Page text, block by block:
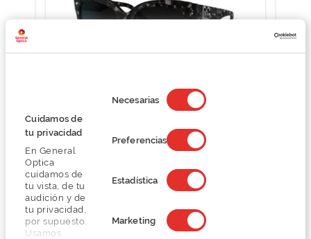
Cuidamos de
tu privacidad
En General
Optica
cuidamos de
tu vista, de tu
audición y de
tu privacidad,
por supuesto.
Usamos
de
consentimiento
Necesarias
Preferencias
Estadística
Marketing
D&G 0DG4407
138,00 €